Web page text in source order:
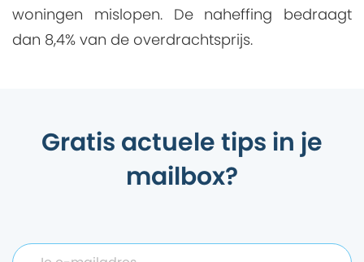
woningen mislopen. De naheffing bedraagt
dan 8,4% van de overdrachtsprijs.
Gratis actuele tips in je
mailbox?